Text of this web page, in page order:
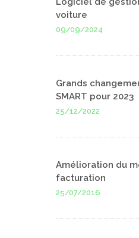
voiture
09/09/2024
Grands
SMART pour 2023
25/12/2022
Amélioration du
facturation
25/07/2016